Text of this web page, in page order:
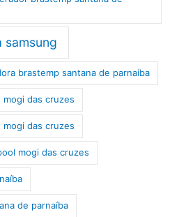
samsung
brastemp santana de parnaíba
das cruzes
das cruzes
mogi das cruzes
de parnaíba